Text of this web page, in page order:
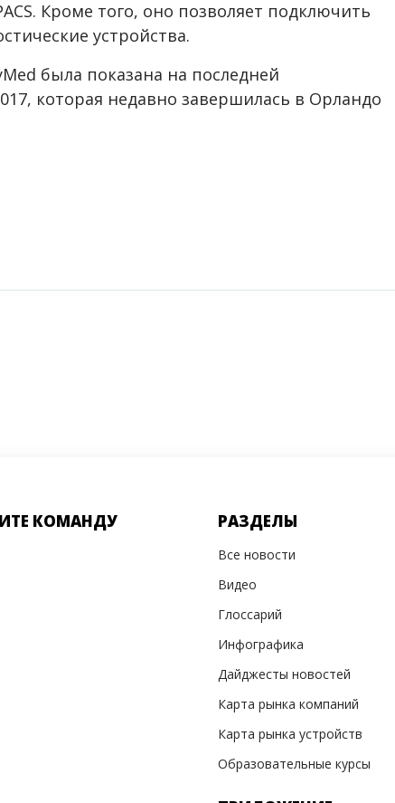
Кроме того, оно позволяет подключить
устройства.
была показана на последней
которая недавно завершилась в Орландо
КОМАНДУ
РАЗДЕЛЫ
Все новости
Видео
Глоссарий
Инфографика
Дайджесты новостей
Карта рынка компаний
Карта рынка устройств
Образовательные курсы